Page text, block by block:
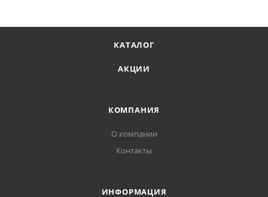
КАТАЛОГ
АКЦИИ
КОМПАНИЯ
О компании
Контакты
ИНФОРМАЦИЯ